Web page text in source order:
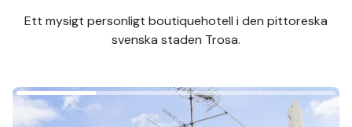
Ett mysigt personligt boutiquehotell i den pittoreska
svenska staden Trosa.